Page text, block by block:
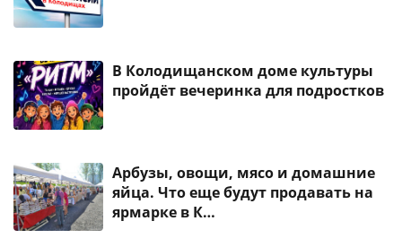
В Колодищанском доме культуры
пройдёт вечеринка для подростков
Арбузы, овощи, мясо и домашние
яйца. Что еще будут продавать на
ярмарке в К…